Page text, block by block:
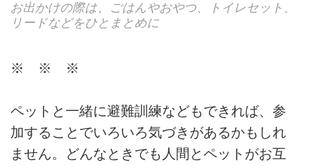
お出かけの際は、ごはんやおやつ、トイレセット、
リードなどをひとまとめに
※ ※ ※
ペットと一緒に避難訓練などもできれば、参
加することでいろいろ気づきがあるかもしれ
ません。どんなときでも人間とペットがお互